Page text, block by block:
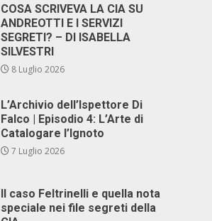
COSA SCRIVEVA LA CIA SU
ANDREOTTI E I SERVIZI
SEGRETI? – DI ISABELLA
SILVESTRI
8 Luglio 2026
L’Archivio dell’Ispettore Di
Falco | Episodio 4: L’Arte di
Catalogare l’Ignoto
7 Luglio 2026
Il caso Feltrinelli e quella nota
speciale nei file segreti della